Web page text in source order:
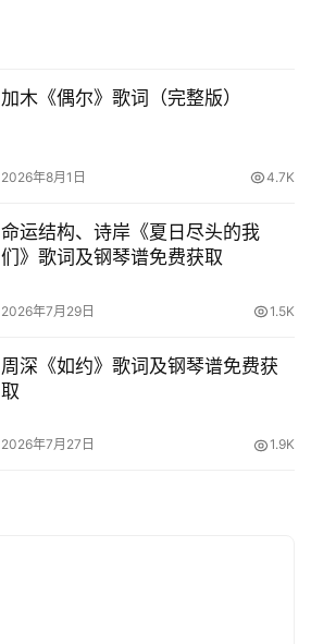
加木《偶尔》歌词（完整版）
2026年8月1日 4.7K
命运结构、诗岸《夏日尽头的我
们》歌词及钢琴谱免费获取
2026年7月29日 1.5K
周深《如约》歌词及钢琴谱免费获
取
2026年7月27日 1.9K